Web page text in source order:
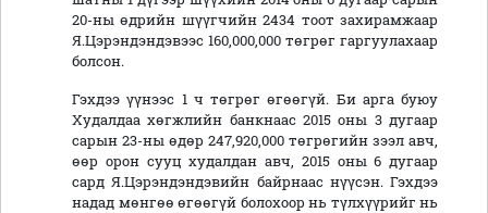
20-ны өдрийн шүүгчийн 2434 тоот захирамжаар
Я.Цэрэндэндэвээс 160,000,000 төгрөг гаргуулахаар
болсон.
Гэхдээ үүнээс 1 ч төгрөг өгөөгүй. Би арга буюу
Худалдаа хөгжлийн банкнаас 2015 оны 3 дугаар
сарын 23-ны өдөр 247,920,000 төгрөгийн зээл авч,
өөр орон сууц худалдан авч, 2015 оны 6 дугаар
сард Я.Цэрэндэндэвийн байрнаас нүүсэн. Гэхдээ
надад мөнгөө өгөөгүй болохоор нь түлхүүрийг нь